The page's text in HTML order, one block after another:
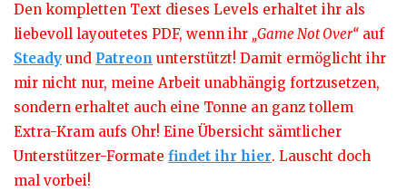
Den kompletten Text dieses Levels erhaltet ihr als
liebevoll layoutetes PDF, wenn ihr „Game Not Over“ auf
Steady und Patreon unterstützt! Damit ermöglicht ihr
mir nicht nur, meine Arbeit unabhängig fortzusetzen,
sondern erhaltet auch eine Tonne an ganz tollem
Extra-Kram aufs Ohr! Eine Übersicht sämtlicher
Unterstützer-Formate findet ihr hier. Lauscht doch
mal vorbei!